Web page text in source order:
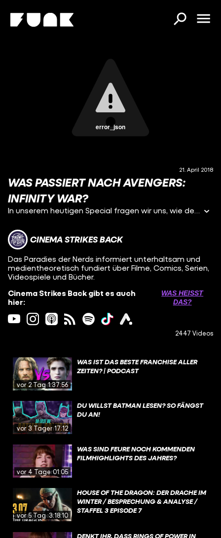
error_json
21. April 2018
WAS PASSIERT NACH AVENGERS:
INFINITY WAR?
In unserem heutigen Special fragen wir uns, wie denn das Marvel Cinematic Universe nach dem Erscheinen von Avengers: Infinity War denn weiterlaufen könnte. Dafür haben wir uns weniger an Klatsch, Tratsch und Gerüchten orientiert, sondern einen Blick in die umfangreiche Comicwelt von Marvel Comics geworfen.
CINEMA STRIKES BACK
Das Paradies der Nerds informiert unterhaltsam und
medientheoretisch fundiert über Filme, Comics, Serien,
Videospiele und Bücher.
Cinema Strikes Back gibt es auch
hier:
WAS HEISST D
AS?
2447 Videos
vor 2 Tagen1:37:56
WAS IST DAS BESTE FRANCHISE ALLER
ZEITEN? | PODCAST
vor 3 Tagen17:12
DU WILLST BATMAN LESEN? SO FÄNGST
DU AN!
vor 4 Tagen01:05
WAS SIND FEURE NOCH KOMMENDEN
FILMHIGHLIGHTS DES JAHRES?
vor 5 Tagen3:18:10
HOUSE OF THE DRAGON: DER DRACHE IM
WINTER / BESPRECHUNG & ANALYSE /
STAFFEL 3 EPISODE 7
DENKT IHR, DASS RINGS OF POWER IN